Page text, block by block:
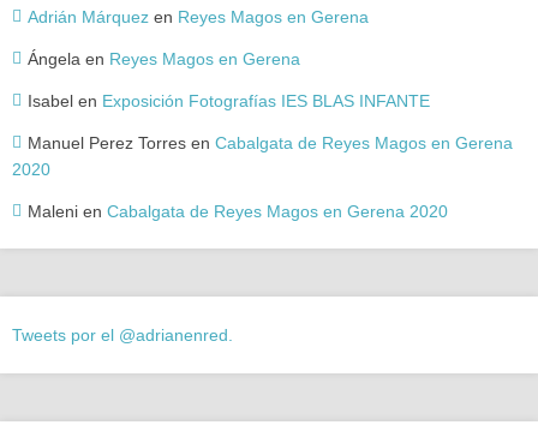
Adrián Márquez en Reyes Magos en Gerena
Ángela en Reyes Magos en Gerena
Isabel en Exposición Fotografías IES BLAS INFANTE
Manuel Perez Torres en Cabalgata de Reyes Magos en Gerena
2020
Maleni en Cabalgata de Reyes Magos en Gerena 2020
Tweets por el @adrianenred.